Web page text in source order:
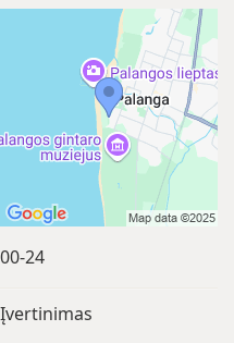
00-24
Įvertinimas